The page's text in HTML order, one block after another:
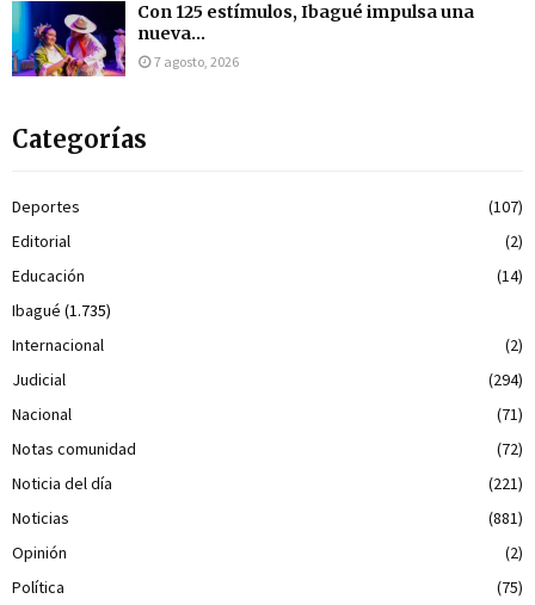
Con 125 estímulos, Ibagué impulsa una
nueva...
7 agosto, 2026
Categorías
Deportes
(107)
Editorial
(2)
Educación
(14)
Ibagué (1.735)
Internacional
(2)
Judicial
(294)
Nacional
(71)
Notas comunidad
(72)
Noticia del día
(221)
Noticias
(881)
Opinión
(2)
Política
(75)